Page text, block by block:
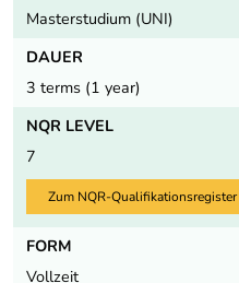
Masterstudium (UNI)
DAUER
3 terms (1 year)
NQR LEVEL
7
Zum NQR-Qualifikationsregister
FORM
Vollzeit